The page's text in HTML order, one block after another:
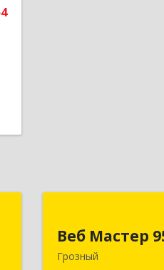
Веб Мастер
Грозный
364050,